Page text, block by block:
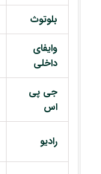
بلوتوث
وایفای
داخلی
جی پی
اس
رادیو